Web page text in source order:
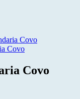
Covo
Covo
Covo